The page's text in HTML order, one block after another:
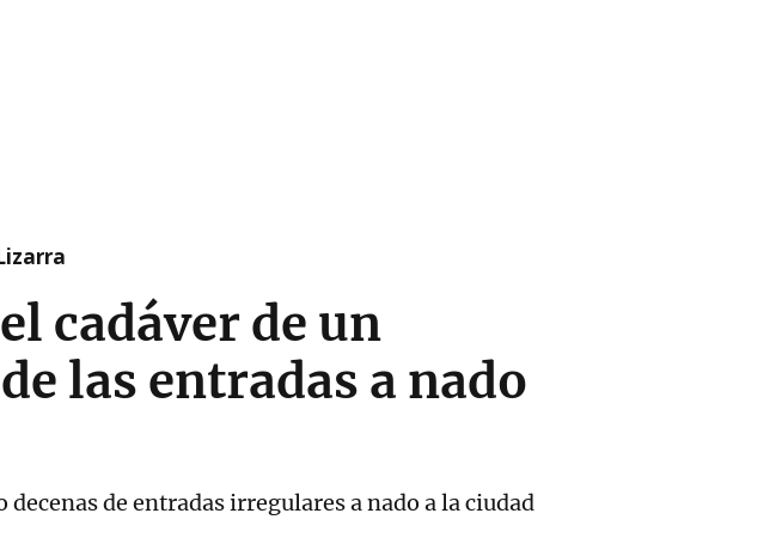
cadáver de un
las entradas a nado
de entradas irregulares a nado a la ciudad